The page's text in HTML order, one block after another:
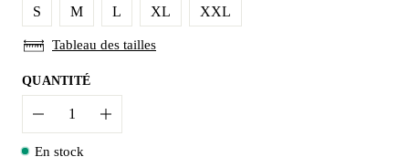
S M L XL XXL
Tableau des tailles
QUANTITÉ
Quantité
En stock